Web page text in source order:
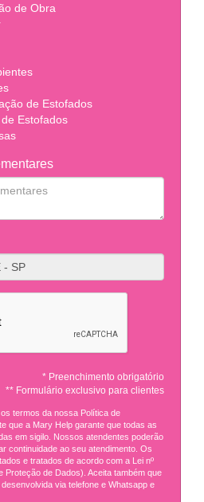
de Obra
de Estofados
Estofados
* Preenchimento obrigatório
** Formulário exclusivo para clientes
termos da nossa Política de
que a Mary Help garante que todas as
em sigilo. Nossos atendentes poderão
continuidade ao seu atendimento. Os
e tratados de acordo com a Lei nº
Proteção de Dados). Aceita também que
via telefone e Whatsapp e